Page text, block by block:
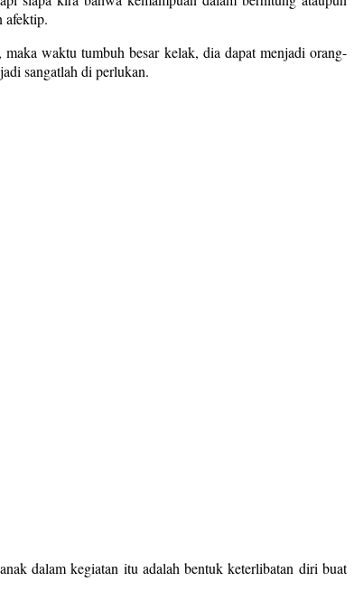
afektip.
waktu tumbuh besar kelak, dia dapat menjadi orang-
sangatlah di perlukan.
dalam kegiatan itu adalah bentuk keterlibatan diri buat